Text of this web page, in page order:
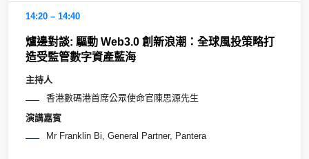
14:20 – 14:40
爐邊對談: 驅動 Web3.0 創新浪潮：全球風投策略打
造受監管數字資產藍海
主持人
香港數碼港首席公眾使命官陳思源先生
演講嘉賓
Mr Franklin Bi, General Partner, Pantera